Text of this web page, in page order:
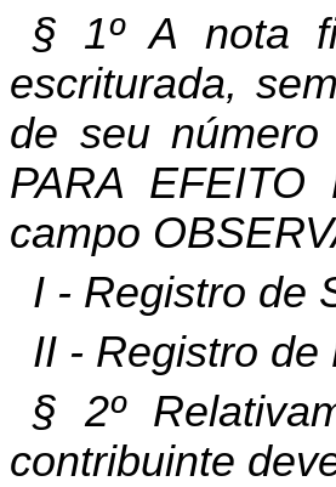
§ 1º A nota
escriturada,
de seu
PARA EFEITO
campo
I - Registro de
II - Registro de
§ 2º
contribuinte